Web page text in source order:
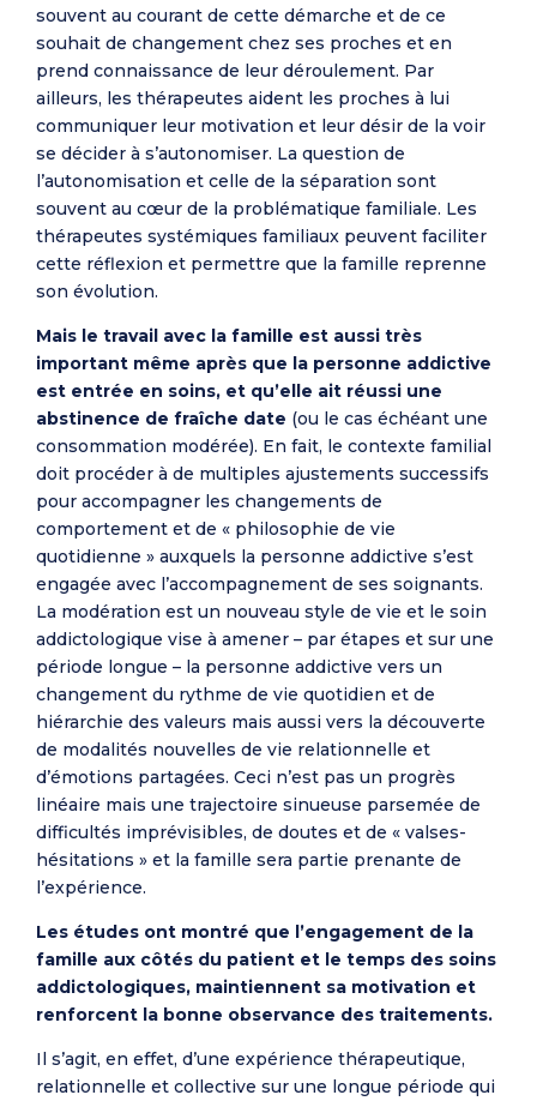
souvent au courant de cette démarche et de ce
souhait de changement chez ses proches et en
prend connaissance de leur déroulement. Par
ailleurs, les thérapeutes aident les proches à lui
communiquer leur motivation et leur désir de la voir
se décider à s’autonomiser. La question de
l’autonomisation et celle de la séparation sont
souvent au cœur de la problématique familiale. Les
thérapeutes systémiques familiaux peuvent faciliter
cette réflexion et permettre que la famille reprenne
son évolution.
Mais le travail avec la famille est aussi très
important même après que la personne addictive
est entrée en soins, et qu’elle ait réussi une
abstinence de fraîche date (ou le cas échéant une
consommation modérée). En fait, le contexte familial
doit procéder à de multiples ajustements successifs
pour accompagner les changements de
comportement et de « philosophie de vie
quotidienne » auxquels la personne addictive s’est
engagée avec l’accompagnement de ses soignants.
La modération est un nouveau style de vie et le soin
addictologique vise à amener – par étapes et sur une
période longue – la personne addictive vers un
changement du rythme de vie quotidien et de
hiérarchie des valeurs mais aussi vers la découverte
de modalités nouvelles de vie relationnelle et
d’émotions partagées. Ceci n’est pas un progrès
linéaire mais une trajectoire sinueuse parsemée de
difficultés imprévisibles, de doutes et de « valses-
hésitations » et la famille sera partie prenante de
l’expérience.
Les études ont montré que l’engagement de la
famille aux côtés du patient et le temps des soins
addictologiques, maintiennent sa motivation et
renforcent la bonne observance des traitements.
Il s’agit, en effet, d’une expérience thérapeutique,
relationnelle et collective sur une longue période qui